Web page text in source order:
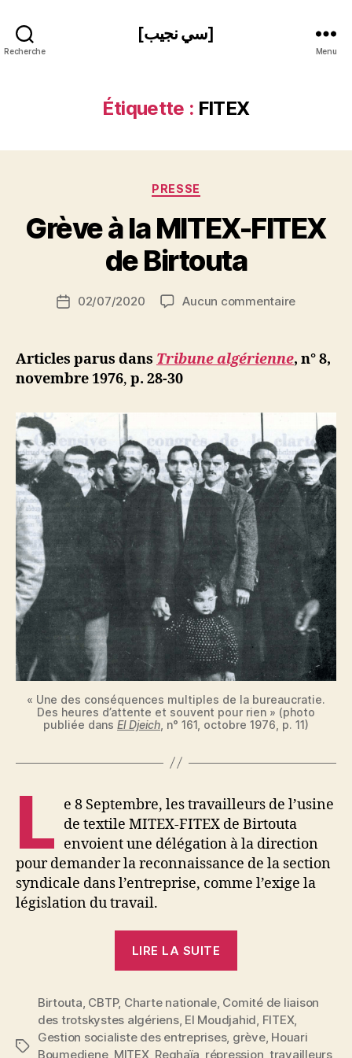
Recherche
[سي نجيب]
Menu
Étiquette : FITEX
Catégories
PRESSE
Grève à la MITEX-FITEX
de Birtouta
de
P
a
S
N
ji
b
Date02/07/2020 Aucun commentairesur
MITEX-
Birtouta
Articles parus dans Tribune algérienne, n° 8,
novembre 1976, p. 28-30
« Une des conséquences multiples de la bureaucratie.
Des heures d’attente et souvent pour rien » (photo
publiée dans El Djeich , n° 161, octobre 1976, p. 11)
L e 8 Septembre, les travailleurs de l’usine
de textile MITEX-FITEX de Birtouta
envoient une délégation à la direction
pour demander la reconnaissance de la section
syndicale dans l’entreprise, comme l’exige la
législation du travail.
LIRE LA SUITE
MITEX-
FITEX
de
Étiquettes
Birtouta, CBTP, Charte nationale, Comité de liaison
des trotskystes algériens, El Moudjahid, FITEX,
Gestion socialiste des entreprises, grève, Houari
Boumediene, MITEX, Reghaïa répression travailleurs,